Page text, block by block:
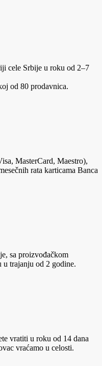
cele Srbije u roku od 2–7
od 80 prodavnica.
MasterCard, Maestro),
rata karticama Banca
sa proizvođačkom
u trajanju od 2 godine.
vratiti u roku od 14 dana
vraćamo u celosti.